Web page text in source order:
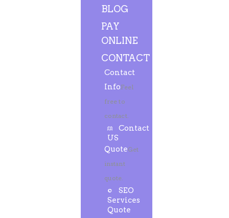
BLOG
PAY
ONLINE
CONTACT
Contact
InfoFeel
free to
contact.
Contact
US
QuoteGet
instant
quote.
SEO
Services
Quote